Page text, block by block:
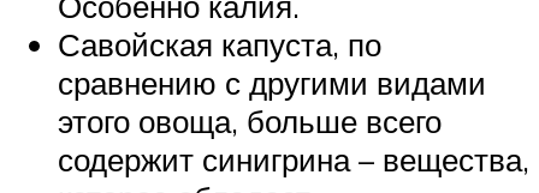
Савойская капуста, по
сравнению с другими видами
этого овоща, больше всего
содержит синигрина – вещества,